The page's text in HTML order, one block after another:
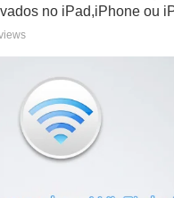
no iPad,iPhone ou